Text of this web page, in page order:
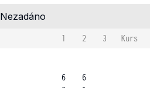
Nezadáno
1 2 3
Kurs
6
6